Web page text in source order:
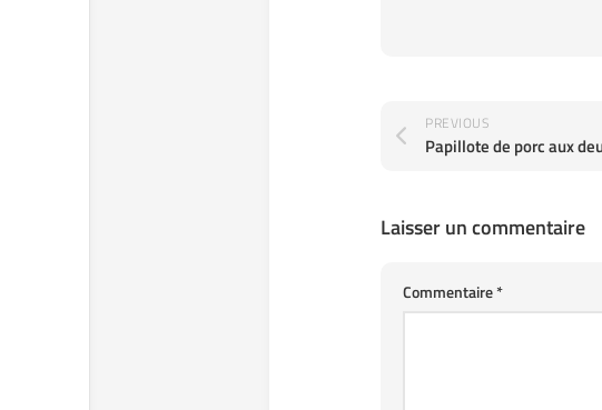
PREVIOUS
Papillote de porc aux
Laisser un commentaire
Commentaire*